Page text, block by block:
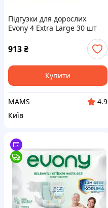
Підгузки для дорослих
Evony 4 Extra Large 30 шт
(8690536849185) (o803398)
913₴
Купити
MAMS
4.9
Київ